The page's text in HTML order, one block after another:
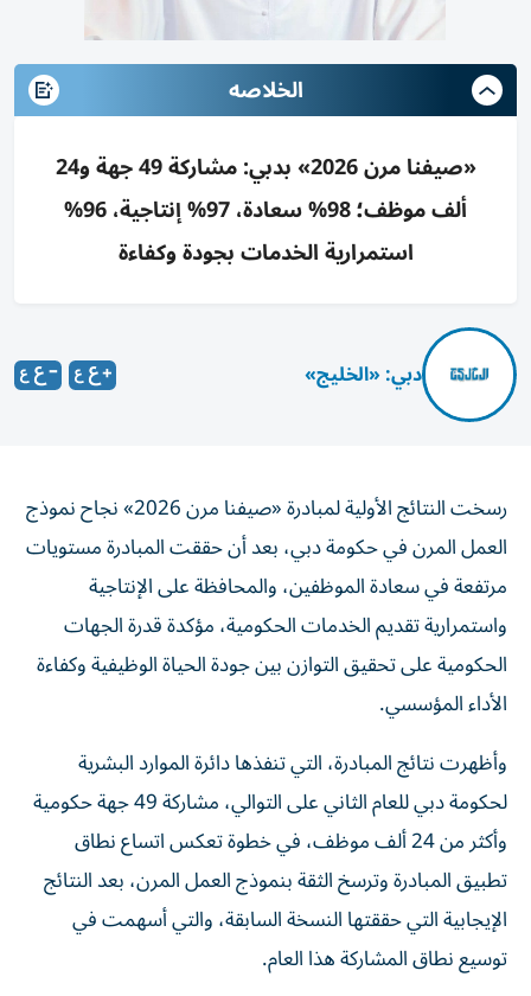
الخلاصه
«صيفنا مرن 2026» بدبي: مشاركة 49 جهة و24
ألف موظف؛ 98% سعادة، 97% إنتاجية، 96%
استمرارية الخدمات بجودة وكفاءة
دبي: «الخليج»
رسخت النتائج الأولية لمبادرة «صيفنا مرن 2026» نجاح نموذج
العمل المرن في حكومة دبي، بعد أن حققت المبادرة مستويات
مرتفعة في سعادة الموظفين، والمحافظة على الإنتاجية
واستمرارية تقديم الخدمات الحكومية، مؤكدة قدرة الجهات
الحكومية على تحقيق التوازن بين جودة الحياة الوظيفية وكفاءة
الأداء المؤسسي.
وأظهرت نتائج المبادرة، التي تنفذها دائرة الموارد البشرية
لحكومة دبي للعام الثاني على التوالي، مشاركة 49 جهة حكومية
وأكثر من 24 ألف موظف، في خطوة تعكس اتساع نطاق
تطبيق المبادرة وترسخ الثقة بنموذج العمل المرن، بعد النتائج
الإيجابية التي حققتها النسخة السابقة، والتي أسهمت في
توسيع نطاق المشاركة هذا العام.